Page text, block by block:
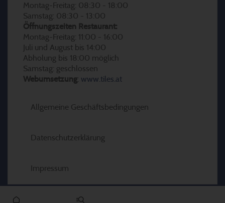
Montag-Freitag: 08:30 - 18:00
Samstag: 08:30 - 13:00
Öffnungszeiten Restaurant:
Montag-Freitag: 11:00 - 16:00
Juli und August bis 14:00
Abholung bis 18:00 möglich
Samstag: geschlossen
Webumsetzung: www.tiles.at
Allgemeine Geschäftsbedingungen
Datenschutzerklärung
Impressum